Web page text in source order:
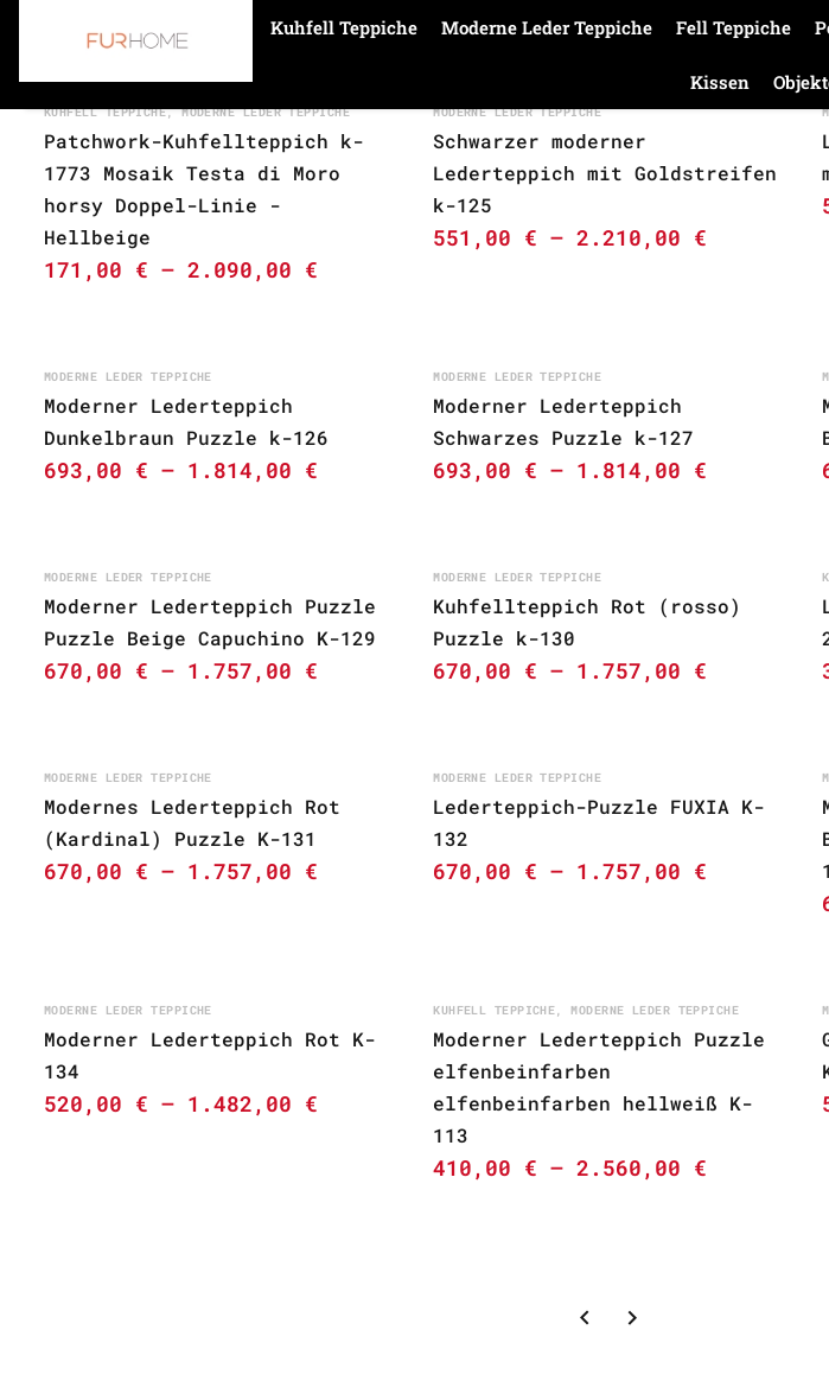
Kuhfell Teppiche Moderne Leder Teppiche Fell Teppiche
Kissen
Startseite Moderne Leder Teppiche
KUHFELL TEPPICHE,MODERNE LEDER TEPPICHE
Patchwork-Kuhfellteppich k-
1773 Mosaik Testa di Moro
horsy Doppel-Linie -
Hellbeige
171,00 € – 2.090,00 €
MODERNE LEDER TEPPICHE
Schwarzer moderner
Lederteppich mit Goldstreifen
k-125
551,00 € –2.210,00 €
MODERNE LEDER TEPPICHE
Moderner Lederteppich
Dunkelbraun Puzzle k-126
693,00 € – 1.814,00 €
MODERNE LEDER TEPPICHE
Moderner Lederteppich
Schwarzes Puzzle k-127
693,00 € – 1.814,00 €
MODERNE LEDER TEPPICHE
Moderner Lederteppich Puzzle
Puzzle Beige Capuchino K-129
670,00 € – 1.757,00 €
MODERNE LEDER TEPPICHE
Kuhfellteppich Rot (rosso)
Puzzle k-130
670,00 € – 1.757,00 €
MODERNE LEDER TEPPICHE
Modernes Lederteppich Rot
(Kardinal) Puzzle K-131
670,00 € – 1.757,00 €
MODERNE LEDER TEPPICHE
Lederteppich-Puzzle FUXIA K-
132
670,00 € – 1.757,00 €
MODERNE LEDER TEPPICHE
Moderner Lederteppich Rot K-
134
520,00 € – 1.482,00 €
KUHFELL TEPPICHE,MODERNE LEDER TEPPICHE
Moderner Lederteppich Puzzle
elfenbeinfarben
elfenbeinfarben hellweiß K-
113
410,00 € –2.560,00 €